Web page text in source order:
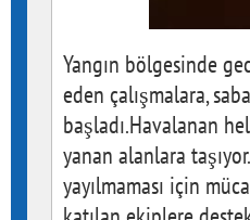
Yangın bölgesinde
eden çalışmalara,
başladı.Havalanan
yanan alanlara
yayılmaması için